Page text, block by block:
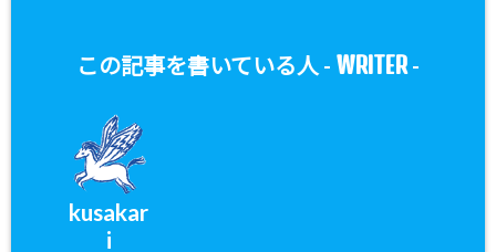
この記事を書いている人 - WRITER -
kusakar
i